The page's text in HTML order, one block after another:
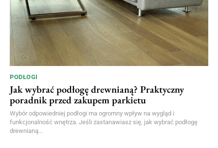
PODŁOGI
Jak wybrać podłogę drewnianą? Praktyczny
poradnik przed zakupem parkietu
Wybór odpowiedniej podłogi ma ogromny wpływ na wygląd i
funkcjonalność wnętrza. Jeśli zastanawiasz się, jak wybrać podłogę
drewnianą...